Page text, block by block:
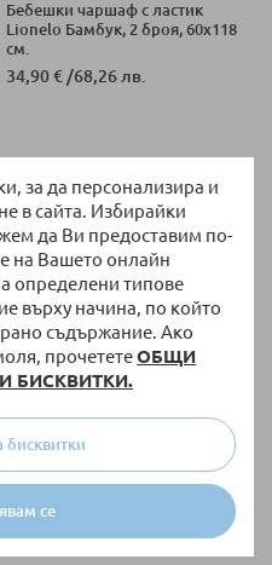
за да персонализира и
в сайта. Избирайки
да Ви предоставим по-
на Вашето онлайн
определени типове
върху начина, по който
съдържание. Ако
прочететеОБЩИ
БИСКВИТКИ.
се
бисквитки
Бебешки чаршаф с ластик
Lionelo Бамбук, 2 броя, 60x118
см.
34,90 €/68,26 лв.
НАЛИЧНО
см
19,90 €/38,92 лв.